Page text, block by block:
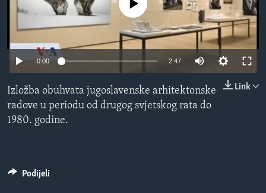
MAGAZIN
O GLASU AMERIKE
Learning English
PRATITE NAS
No media source currently available
0:00 2:47
Link
Izložba obuhvata jugoslavenske arhitektonske
radove u periodu od drugog svjetskog rata do
1980. godine.
Podijeli